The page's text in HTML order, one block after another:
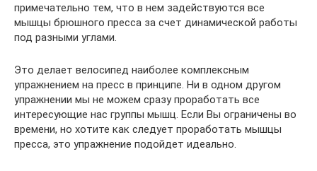
примечательно тем, что в нем задействуются все
мышцы брюшного пресса за счет динамической работы
под разными углами.
Это делает велосипед наиболее комплексным
упражнением на пресс в принципе. Ни в одном другом
упражнении мы не можем сразу проработать все
интересующие нас группы мышц. Если Вы ограничены во
времени, но хотите как следует проработать мышцы
пресса, это упражнение подойдет идеально.